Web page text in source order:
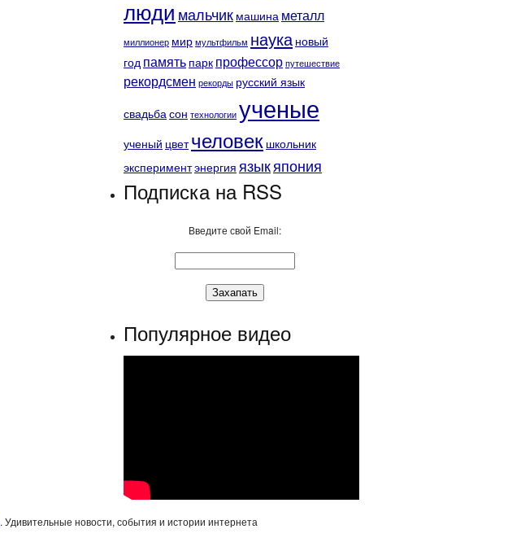
люди мальчик машина металл
миллионер мир мультфильм наука новый
год память парк профессор путешествие
рекордсмен рекорды русский язык
свадьба сон технологии ученые
ученый цвет человек школьник
экспериментэнергия языкяпония
Подписка на RSS
Введите свой Email:
Популярное видео
. Удивительные новости, события и истории интернета